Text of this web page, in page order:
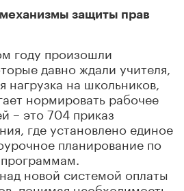
защиты прав
году произошли
давно ждали учителя,
нагрузка на школьников,
нормировать рабочее
– это 704 приказ
где установлено единое
планирование по
новой системой оплаты